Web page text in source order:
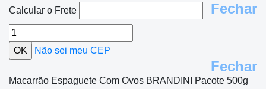
Fechar
Calcular o Frete
Não sei meu CEP
Fechar
Macarrão Espaguete Com Ovos BRANDINI Pacote 500g